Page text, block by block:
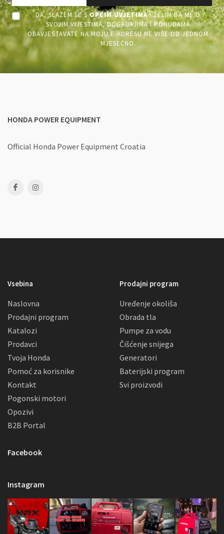
DA, SLAŽEM SE SOPĆIM UVJETIMAI ŽELIM DA ME O
SVOJIM VIJESTIMA, DOGAĐAJIMA I PONUDAMA
OBAVJEŠTAVATE NA MOJU E-ADRESU NE VIŠE OD JEDNOM
MJESEČNO.
HONDA POWER EQUIPMENT
Official Honda Power Equipment Croatia
Vsebina
Naslovna
Prodajni program
Katalozi
Prodavci
Tvoja Honda
Pomoć za korisnike
Kontakt
Pogonski motori
Opozivi
B2B Portal
Prodajni program
Uređenje okoliša
Obrada tla
Pumpe za vodu
Čišćenje snijega
Generatori
Baterijski program
Svi proizvodi
Facebook
Instagram